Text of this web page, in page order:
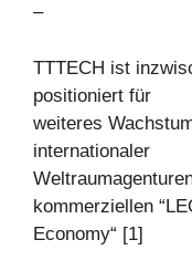
–
TTTECH ist
positioniert für
weiteres
internationaler
kommerziellen
Economy“ [1]